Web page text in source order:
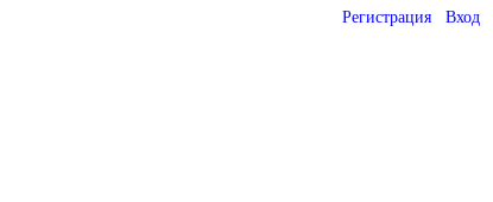
Регистрация Вход